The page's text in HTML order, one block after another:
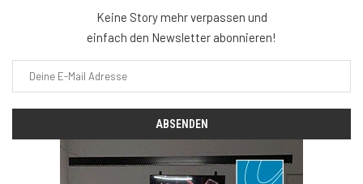
Keine Story mehr verpassen und
einfach den Newsletter abonnieren!